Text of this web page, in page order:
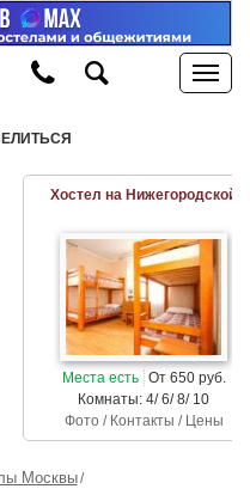
Хостел на Нижегородской
Места есть От 650 руб.
Комнаты: 4/ 6/ 8/ 10
Фото / Контакты / Цены
Москвы